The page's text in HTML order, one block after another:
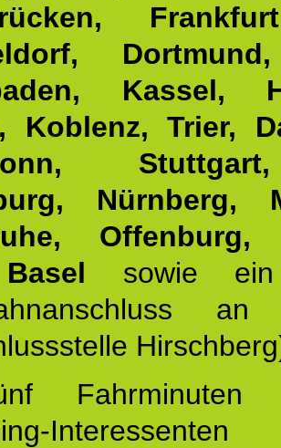
Kassel,
Koblenz, Trier,
Nürnberg,
Offenburg,
sowie ein
Fahrminuten